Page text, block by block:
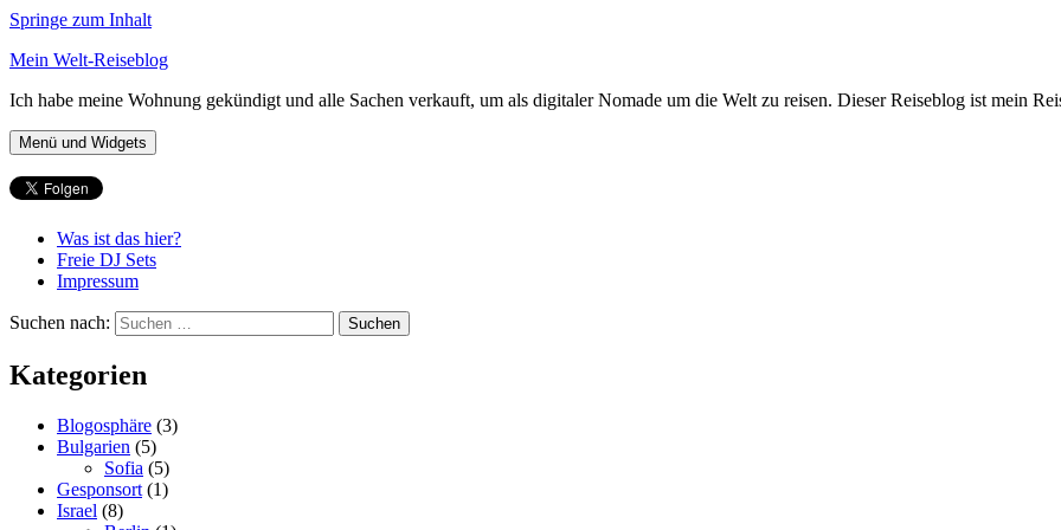
Springe zum Inhalt
Mein Welt-Reiseblog
Ich habe meine Wohnung gekündigt und alle Sachen verkauft, um als digitaler Nomade um die Welt zu reisen. Dieser Reiseblog ist mein
Menü und Widgets
Was ist das hier?
Freie DJ Sets
Impressum
Suchen nach:
Kategorien
Blogosphäre (3)
Bulgarien (5)
Sofia (5)
Gesponsort (1)
Israel (8)